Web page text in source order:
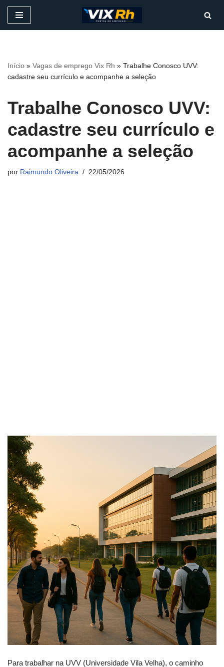
conteúdo
Início » Vagas de emprego Vix Rh » Trabalhe Conosco UVV:
cadastre seu currículo e acompanhe a seleção
Trabalhe Conosco UVV:
cadastre seu currículo e
acompanhe a seleção
por Raimundo Oliveira 22/05/2026
Para trabalhar na UVV (Universidade Vila Velha), o caminho